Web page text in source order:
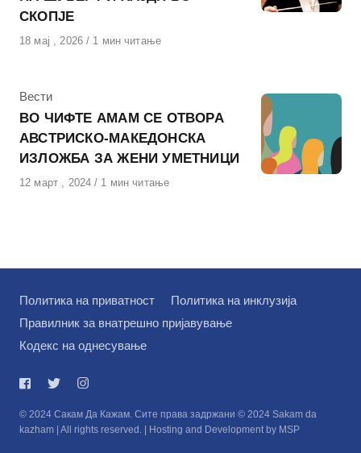
СКОПЈЕ
Објавено
18 мај , 2026 1 мин читање
КАтегорија
Вести
ВО ЧИФТЕ АМАМ СЕ ОТВОРА
АВСТРИСКО-МАКЕДОНСКА
ИЗЛОЖБА ЗА ЖЕНИ УМЕТНИЦИ
Објавено
12 март , 2024 1 мин читање
Политика на приватност
Политика на инклузија
Правилник за внатрешно пријавување
Кодекс на однесување
© 2024 Сакам Да Кажам. Сите права задржани © 2024 Sakam da
kazham | All rights reserved. | Hosting and Development by MSP